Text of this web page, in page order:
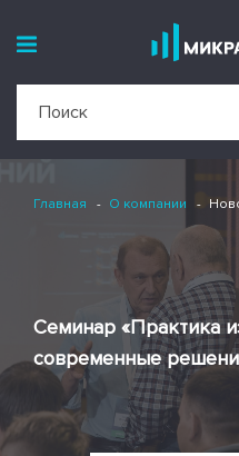
Семинар «Практика
современные
Главная О компании